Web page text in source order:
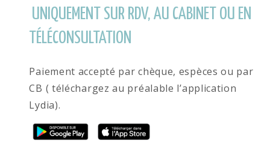
UNIQUEMENT SUR RDV, AU CABINET OU EN
TÉLÉCONSULTATION
Paiement accepté par chèque, espèces ou par
CB ( téléchargez au préalable l’application
Lydia).